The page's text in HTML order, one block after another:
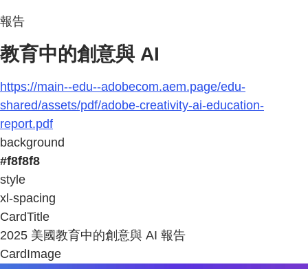
報告
教育中的創意與 AI
https://main--edu--adobecom.aem.page/edu-
shared/assets/pdf/adobe-creativity-ai-education-
report.pdf
background
#f8f8f8
style
xl-spacing
CardTitle
2025 美國教育中的創意與 AI 報告
CardImage